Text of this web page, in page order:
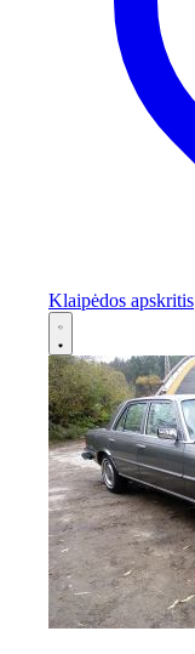
Klaipėdos apskritis